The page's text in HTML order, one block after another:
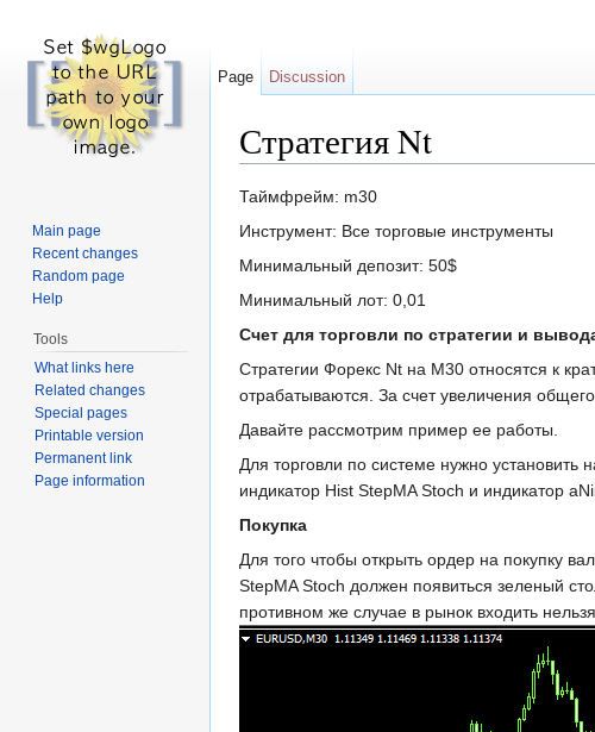
Стратегия Nt
Таймфрейм: m30
Инструмент: Все торговые инструменты
Минимальный депозит: 50$
Минимальный лот: 0,01
Счет для торговли по стратегии и
Стратегии Форекс Nt на М30 относятся к
отрабатываются. За счет увеличения
Давайте рассмотрим пример ее работы.
Для торговли по системе нужно
индикатор Hist StepMA Stoch и индикатор
Покупка
Для того чтобы открыть ордер на покупку
StepMA Stoch должен появиться зеленый
противном же случае в рынок входить
Page Discussion
Main page
Recent changes
Random page
Help
Tools
What links here
Related changes
Special pages
Printable version
Permanent link
Page information